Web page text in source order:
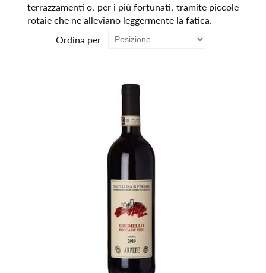
terrazzamenti o, per i più fortunati, tramite piccole
rotaie che ne alleviano leggermente la fatica.
Ordina per